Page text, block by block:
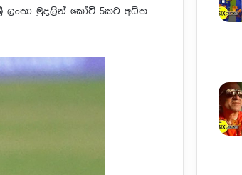
ලංකා මුදලින් කෝටි 5කට අධික